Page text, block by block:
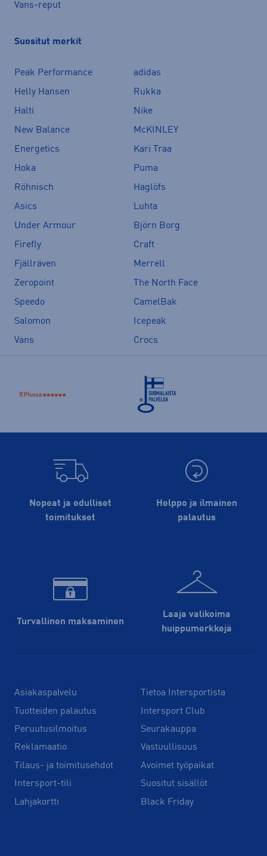
Vans-reput
Suositut merkit
Peak Performance
adidas
Helly Hansen
Rukka
Halti
Nike
New Balance
McKINLEY
Energetics
Kari Traa
Hoka
Puma
Röhnisch
Haglöfs
Asics
Luhta
Under Armour
Björn Borg
Firefly
Craft
Fjällräven
Merrell
Zeropoint
The North Face
Speedo
CamelBak
Salomon
Icepeak
Vans
Crocs
Nopeat ja edulliset
toimitukset
Helppo ja ilmainen
palautus
Turvallinen maksaminen
Laaja valikoima
huippu­merkkejä
Asiakaspalvelu
Tuotteiden palautus
Peruutusilmoitus
Reklamaatio
Tilaus- ja toimitusehdot
Intersport-tili
Lahjakortti
Tietoa Intersportista
Intersport Club
Seurakauppa
Vastuullisuus
Avoimet työpaikat
Suositut sisällöt
Black Friday